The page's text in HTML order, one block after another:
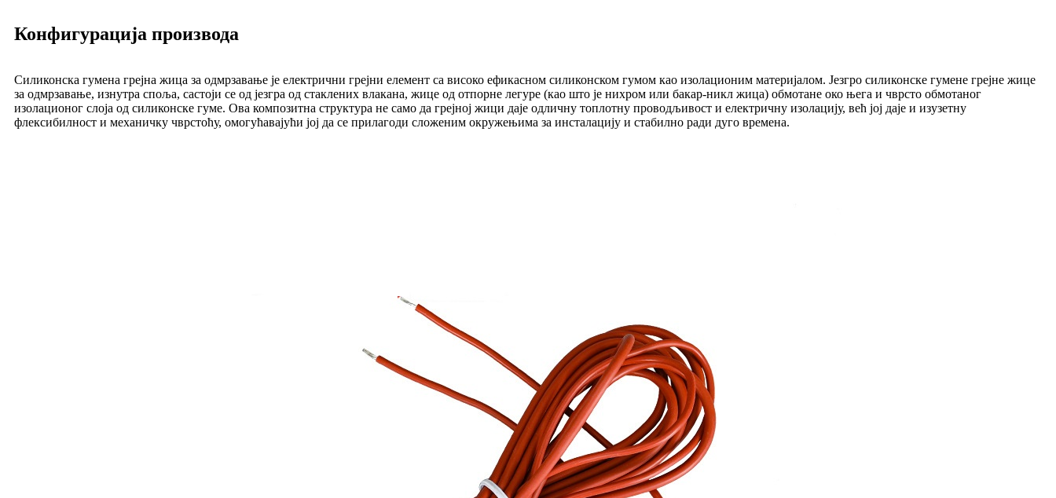
Конфигурација производа
Силиконска гумена грејна жица за одмрзавање је електрични грејни елемент са високо ефикасном силиконском гумом као изолационим материјалом. Језгро силиконске гумене грејне жице
за одмрзавање, изнутра споља, састоји се од језгра од стаклених влакана, жице од отпорне легуре (као што је нихром или бакар-никл жица) обмотане око њега и чврсто обмотаног
изолационог слоја од силиконске гуме. Ова композитна структура не само да грејној жици даје одличну топлотну проводљивост и електричну изолацију, већ јој даје и изузетну
флексибилност и механичку чврстоћу, омогућавајући јој да се прилагоди сложеним окружењима за инсталацију и стабилно ради дуго времена.